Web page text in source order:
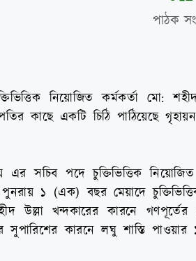
পাঠক
নিয়োজিত কর্মকর্তা মো:
কাছে একটি চিঠি পাঠিয়েছে
সচিব পদে চুক্তিভিত্তিক
১ (এক) বছর মেয়াদে
খন্দকারের কারনে গণপূর্তের
সুপারিশের কারনে লঘু শাস্তি